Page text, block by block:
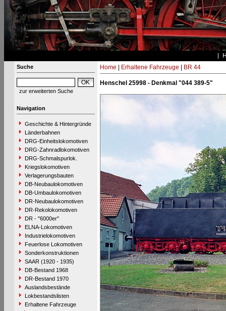
Suche
zur erweiterten Suche
Navigation
Geschichte & Hintergründe
Länderbahnen
DRG-Einheitslokomotiven
DRG-Zahnradlokomotiven
DRG-Schmalspurlok.
Kriegslokomotiven
Verlagerungsbauten
DB-Neubaulokomotiven
DB-Umbaulokomotiven
DR-Neubaulokomotiven
DR-Rekolokomotiven
DR - "6000er"
ELNA-Lokomotiven
Industrielokomotiven
Feuerlose Lokomotiven
Sonderkonstruktionen
SAAR (1920 - 1935)
DB-Bestand 1968
DR-Bestand 1970
Auslandsbestände
Lokbestandslisten
Erhaltene Fahrzeuge
Home Erhaltene Fahrzeuge BR 44
Henschel 25998 - Denkmal "044 389-5"